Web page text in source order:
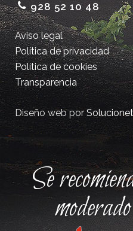
928 52 10 48
Aviso legal
Política de privacidad
Política de cookies
Transparencia
Diseño web por
Se